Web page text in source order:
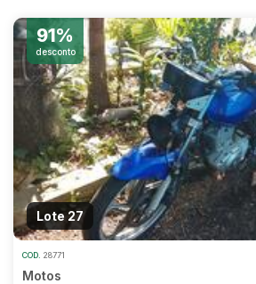
91%
desconto
Lote 27
COD. 28771
Motos